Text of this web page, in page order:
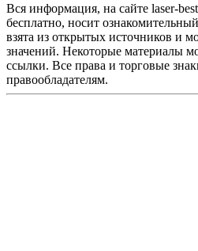
Вся информация, на сайте laser-
бесплатно, носит
взята из открытых источников и
значений. Некоторые материалы
ссылки. Все права и торговые
правообладателям.